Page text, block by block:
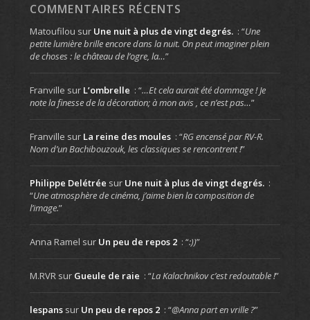
COMMENTAIRES RÉCENTS
Matoufilou sur Une nuit à plus de vingt degrés. : “Une
petite lumière brille encore dans la nuit. On peut imaginer plein
de choses : le château de l’ogre, la…”
Franville sur L’ombrelle : “…Et cela aurait été dommage ! Je
note la finesse de la décoration; à mon avis , ce n’est pas…”
Franville sur La reine des moules : “RG encensé par RV-R.
Nom d’un Bachibouzouk, les classiques se rencontrent !”
Philippe Delétrée sur Une nuit à plus de vingt degrés. :
“Une atmosphère de cinéma, j’aime bien la composition de
l’image.”
Anna Ramel sur Un peu de repos 2 : “:))”
M.RVRsur Gueule de raie : “La Kalachnikov c’est redoutable !”
lespanssur Un peu de repos 2 : “@Anna part en vrille ?”